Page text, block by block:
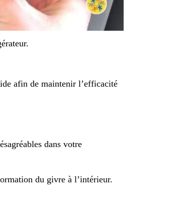
afin de maintenir l’efficacité
dans votre
du givre à l’intérieur.